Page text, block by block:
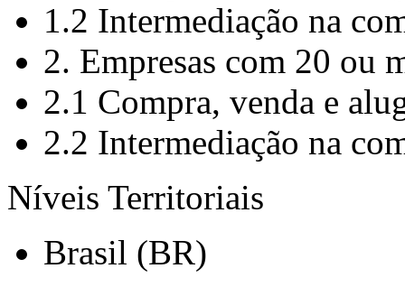
1.2 Intermediação na
2. Empresas com 20 ou
2.1 Compra, venda e
2.2 Intermediação na
Níveis Territoriais
Brasil (BR)